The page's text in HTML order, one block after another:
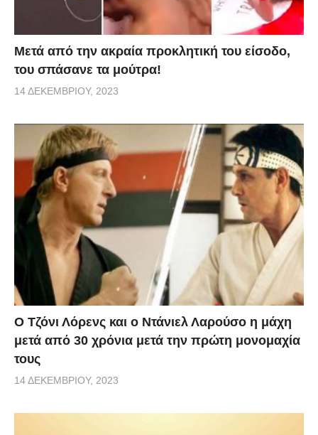
Μετά από την ακραία προκλητική του είσοδο,
του σπάσανε τα μούτρα!
14 ΔΕΚΕΜΒΡΊΟΥ, 2023
Ο Τζόνι Λόρενς και ο Ντάνιελ Λαρούσο η μάχη
μετά από 30 χρόνια μετά την πρώτη μονομαχία
τους
14 ΔΕΚΕΜΒΡΊΟΥ, 2023